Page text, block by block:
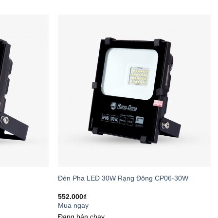
kể chi phí điện năng so với các loại đèn
lại hiệu quả kinh tế đáng kể cho người
RL-38.PLUS
Đèn Pha LED 30W Rạng Đông CP06-30W
552.000₫
Mua ngay
Đang bán chạy